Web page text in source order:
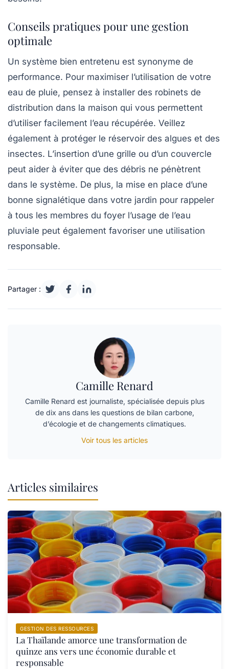
Conseils pratiques pour une gestion
optimale
Un système bien entretenu est synonyme de
performance. Pour maximiser l’utilisation de votre
eau de pluie, pensez à installer des robinets de
distribution dans la maison qui vous permettent
d’utiliser facilement l’eau récupérée. Veillez
également à protéger le réservoir des algues et des
insectes. L’insertion d’une grille ou d’un couvercle
peut aider à éviter que des débris ne pénètrent
dans le système. De plus, la mise en place d’une
bonne signalétique dans votre jardin pour rappeler
à tous les membres du foyer l’usage de l’eau
pluviale peut également favoriser une utilisation
responsable.
Partager :
Camille Renard
Camille Renard est journaliste, spécialisée depuis plus
de dix ans dans les questions de bilan carbone,
d’écologie et de changements climatiques.
Voir tous les articles
Articles similaires
GESTION DES RESSOURCES
La Thaïlande amorce une transformation de
quinze ans vers une économie durable et
responsable